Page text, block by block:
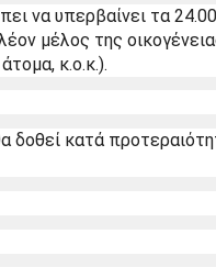
να υπερβαίνει τα
μέλος της
κ.ο.κ.).
δοθεί κατά